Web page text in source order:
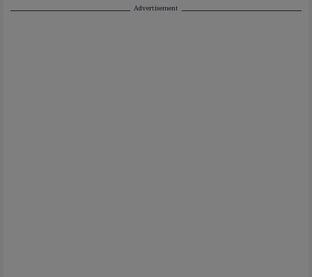
Advertisement